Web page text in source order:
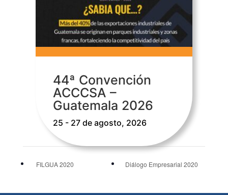
44ª Convención
ACCCSA –
Guatemala 2026
25 - 27 de agosto, 2026
FILGUA 2020 Diálogo Empresarial 2020